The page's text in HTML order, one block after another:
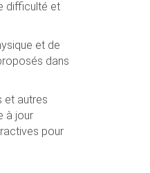
difficulté et
et de
dans
et autres
à jour
pour